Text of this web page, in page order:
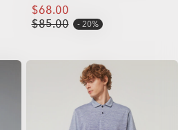
$68.00
$85.00
20%